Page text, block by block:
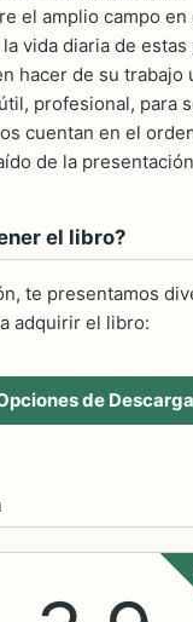
el amplio campo en
vida diaria de estas
hacer de su trabajo
profesional, para
cuentan en el
de la presentación
el libro?
te presentamos
adquirir el libro:
de Descarga